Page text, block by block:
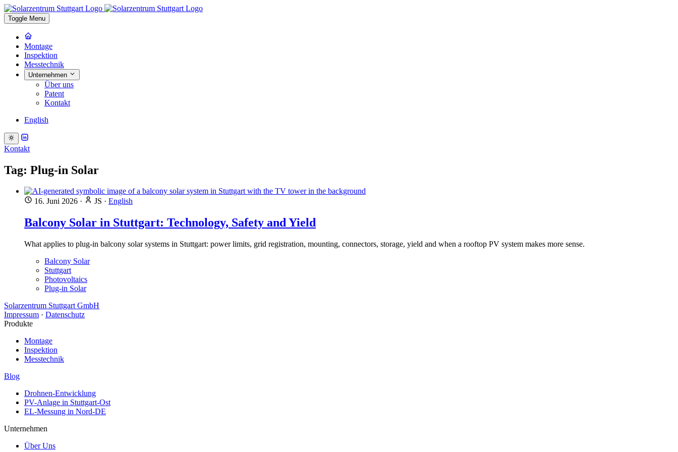
Toggle Menu
Montage
Inspektion
Messtechnik
Unternehmen
Über uns
Patent
Kontakt
English
Kontakt
Tag: Plug-in Solar
16. Juni 2026 · JS · English
Balcony Solar in Stuttgart: Technology, Safety and Yield
What applies to plug-in balcony solar systems in Stuttgart: power limits, grid registration, mounting, connectors, storage, yield and when a rooftop PV system makes more sense.
Balcony Solar
Stuttgart
Photovoltaics
Plug-in Solar
Solarzentrum Stuttgart GmbH
Impressum · Datenschutz
Produkte
Montage
Inspektion
Messtechnik
Blog
Drohnen-Entwicklung
PV-Anlage in Stuttgart-Ost
EL-Messung in Nord-DE
Unternehmen
Über Uns